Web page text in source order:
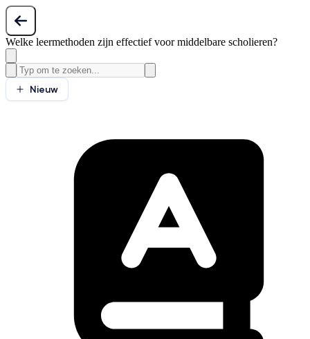
Welke leermethoden zijn effectief voor middelbare scholieren?
Nieuw